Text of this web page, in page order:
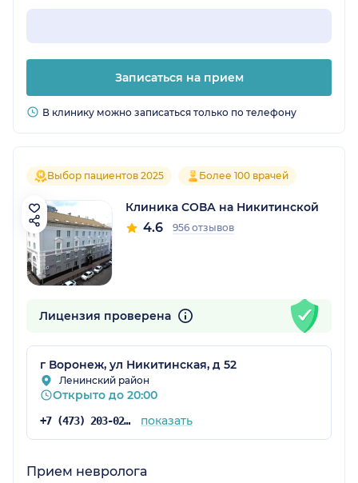
Записаться на прием
В клинику можно записаться только по телефону
Выбор пациентов 2025 Более 100 врачей
Клиника СОВА на Никитинской
4.6 956 отзывов
Лицензия проверена
г Воронеж, ул Никитинская, д 52
Ленинский район
Открыто до 20:00
+7 (473) 203-02-74 показать
Прием невролога